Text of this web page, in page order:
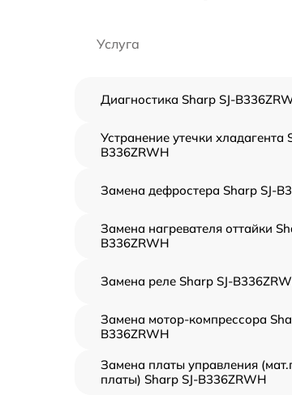
Услуга
Диагностика Sharp SJ-
Устранение утечки хладагента
B336ZRWH
Замена дефростера Sharp SJ-
Замена нагревателя оттайки
B336ZRWH
Замена реле Sharp SJ-
Замена мотор-компрессора
B336ZRWH
Замена платы управления
платы) Sharp SJ-B336ZRWH